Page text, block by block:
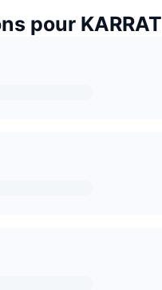
pour KARRAT